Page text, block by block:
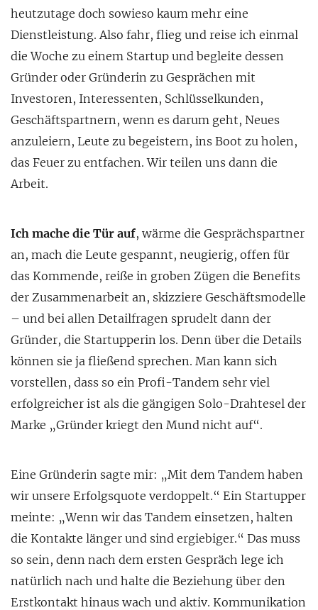
heutzutage doch sowieso kaum mehr eine
Dienstleistung. Also fahr, flieg und reise ich einmal
die Woche zu einem Startup und begleite dessen
Gründer oder Gründerin zu Gesprächen mit
Investoren, Interessenten, Schlüsselkunden,
Geschäftspartnern, wenn es darum geht, Neues
anzuleiern, Leute zu begeistern, ins Boot zu holen,
das Feuer zu entfachen. Wir teilen uns dann die
Arbeit.
Ich mache die Tür auf, wärme die Gesprächspartner
an, mach die Leute gespannt, neugierig, offen für
das Kommende, reiße in groben Zügen die Benefits
der Zusammenarbeit an, skizziere Geschäftsmodelle
– und bei allen Detailfragen sprudelt dann der
Gründer, die Startupperin los. Denn über die Details
können sie ja fließend sprechen. Man kann sich
vorstellen, dass so ein Profi-Tandem sehr viel
erfolgreicher ist als die gängigen Solo-Drahtesel der
Marke „Gründer kriegt den Mund nicht auf“.
Eine Gründerin sagte mir: „Mit dem Tandem haben
wir unsere Erfolgsquote verdoppelt.“ Ein Startupper
meinte: „Wenn wir das Tandem einsetzen, halten
die Kontakte länger und sind ergiebiger.“ Das muss
so sein, denn nach dem ersten Gespräch lege ich
natürlich nach und halte die Beziehung über den
Erstkontakt hinaus wach und aktiv. Kommunikation